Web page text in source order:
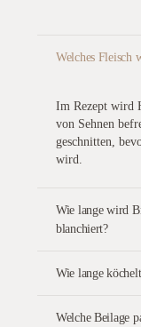
Welches Fleisch
Im Rezept wird
von Sehnen
geschnitten,
wird.
Wie lange wird
blanchiert?
Wie lange
Welche Beilage